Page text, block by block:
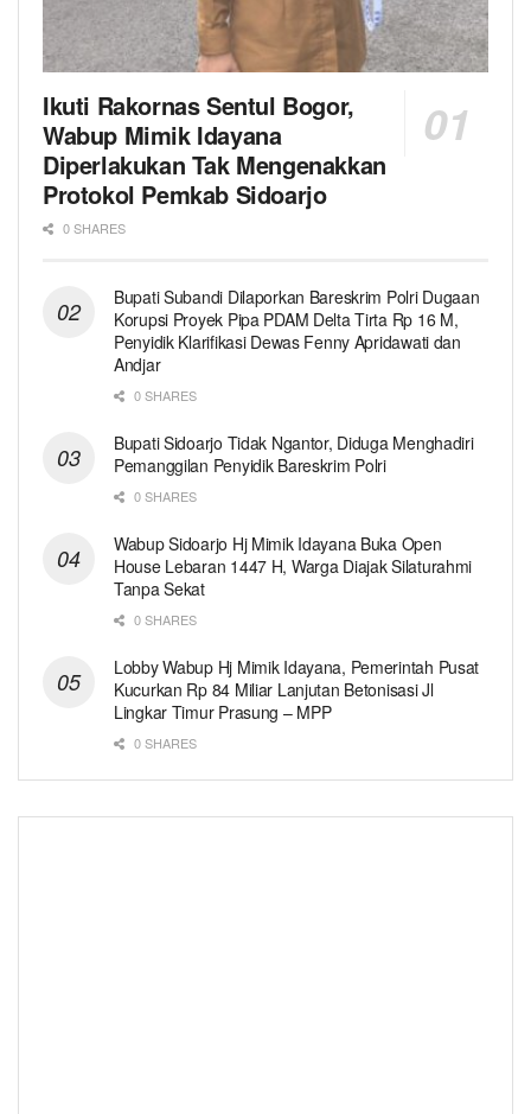
Ikuti Rakornas Sentul Bogor,
Wabup Mimik Idayana
Diperlakukan Tak Mengenakkan
Protokol Pemkab Sidoarjo
0 SHARES
Bupati Subandi Dilaporkan Bareskrim Polri Dugaan
Korupsi Proyek Pipa PDAM Delta Tirta Rp 16 M,
Penyidik Klarifikasi Dewas Fenny Apridawati dan
Andjar
0 SHARES
Bupati Sidoarjo Tidak Ngantor, Diduga Menghadiri
Pemanggilan Penyidik Bareskrim Polri
0 SHARES
Wabup Sidoarjo Hj Mimik Idayana Buka Open
House Lebaran 1447 H, Warga Diajak Silaturahmi
Tanpa Sekat
0 SHARES
Lobby Wabup Hj Mimik Idayana, Pemerintah Pusat
Kucurkan Rp 84 Miliar Lanjutan Betonisasi Jl
Lingkar Timur Prasung – MPP
0 SHARES